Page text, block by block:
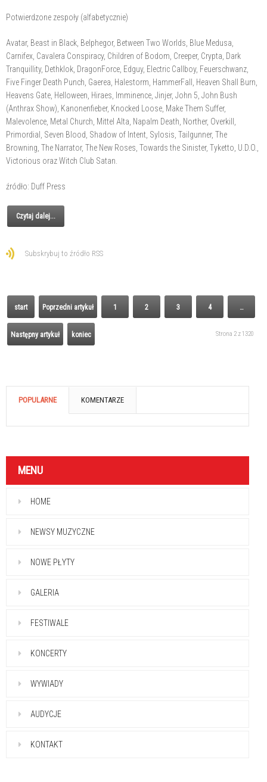
Potwierdzone zespoły (alfabetycznie)
Avatar, Beast in Black, Belphegor, Between Two Worlds, Blue Medusa,
Carnifex, Cavalera Conspiracy, Children of Bodom, Creeper, Crypta, Dark
Tranquillity, Dethklok, DragonForce, Edguy, Electric Callboy, Feuerschwanz,
Five Finger Death Punch, Gaerea, Halestorm, HammerFall, Heaven Shall Burn,
Heavens Gate, Helloween, Hiraes, Imminence, Jinjer, John 5, John Bush
(Anthrax Show), Kanonenfieber, Knocked Loose, Make Them Suffer,
Malevolence, Metal Church, Mittel Alta, Napalm Death, Norther, Overkill,
Primordial, Seven Blood, Shadow of Intent, Sylosis, Tailgunner, The
Browning, The Narrator, The New Roses, Towards the Sinister, Tyketto, U.D.O.,
Victorious oraz Witch Club Satan.
źródło: Duff Press
Czytaj dalej...
Subskrybuj to źródło RSS
start Poprzedni artykuł 1 2 3 4 …
Następny artykuł koniec Strona 2 z 1320
POPULARNE KOMENTARZE
MENU
HOME
NEWSY MUZYCZNE
NOWE PŁYTY
GALERIA
FESTIWALE
KONCERTY
WYWIADY
AUDYCJE
KONTAKT